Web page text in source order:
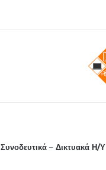
Συνοδευτικά – Δικτυακά Η/Υ